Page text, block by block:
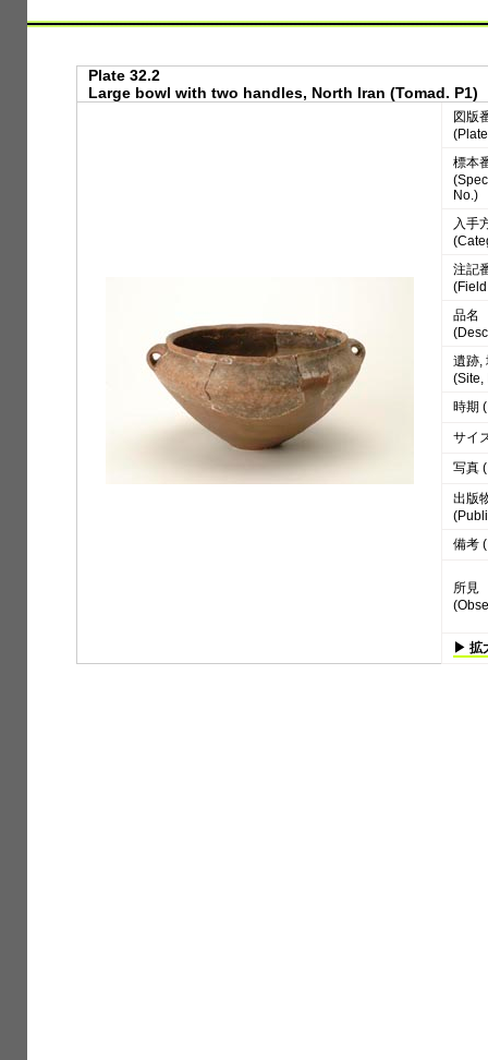
Plate 32.2
Large bowl with two handles, North Iran (Tomad. P1)
図版
標本
No.)
入手
注記
品名
遺跡,
(Site,
時期
サイ
写真
出版
備考
所見
▶ 拡